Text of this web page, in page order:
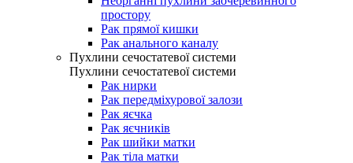
простору
Рак прямої кишки
Рак анального каналу
Пухлини сечостатевої системи
Пухлини сечостатевої системи
Рак нирки
Рак передміхурової залози
Рак яєчка
Рак яєчників
Рак шийки матки
Рак тіла матки